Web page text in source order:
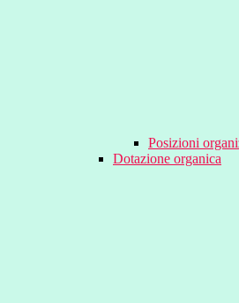
Posizioni
Dotazione organica